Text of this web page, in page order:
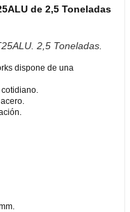
de 2,5 Toneladas
2,5 Toneladas.
dispone de una